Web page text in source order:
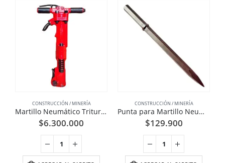
CONSTRUCCIÓN / MINERÍA
Martillo Neumático Triturador TPB-60
$6.300.000
CONSTRUCCIÓN / MINERÍA
Punta para Martillo Neumático Hexagonal 1-1/4 Pulgadas
$129.900